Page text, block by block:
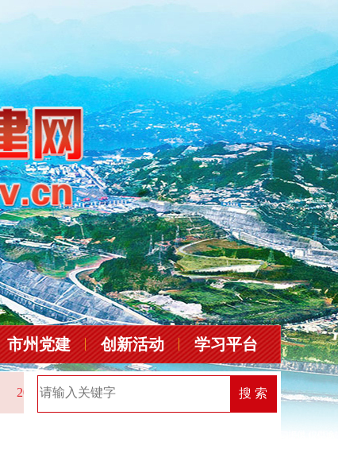
市州党建 创新活动 学习平台
2025年“机关党建创新榜”优秀案例名单 2026年中共湖北
搜 索